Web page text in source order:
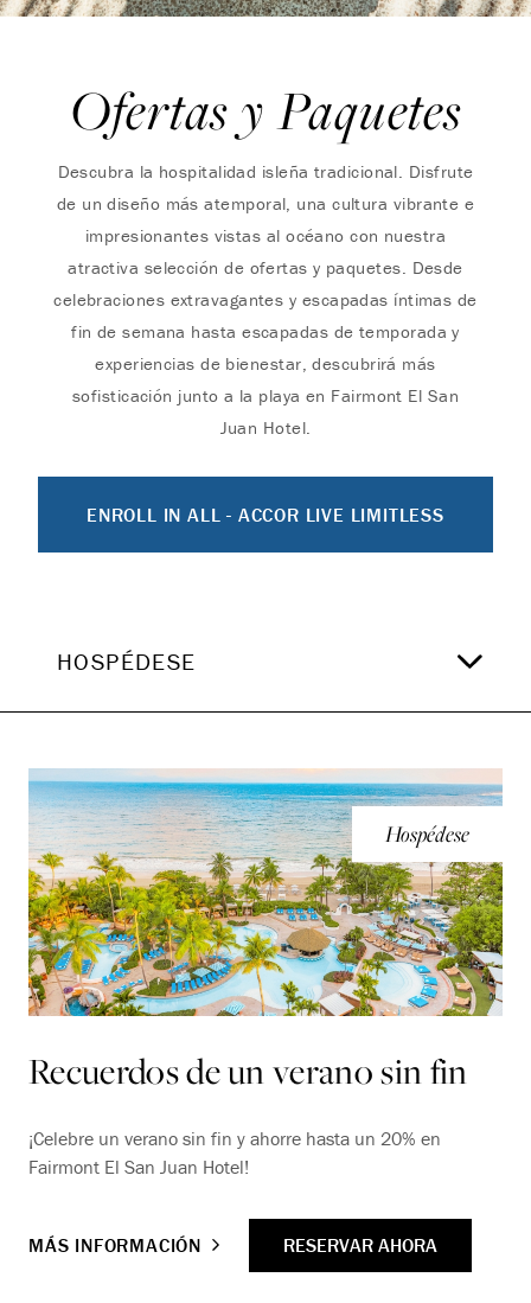
Ofertas y Paquetes
Descubra la hospitalidad isleña tradicional. Disfrute
de un diseño más atemporal, una cultura vibrante e
impresionantes vistas al océano con nuestra
atractiva selección de ofertas y paquetes. Desde
celebraciones extravagantes y escapadas íntimas de
fin de semana hasta escapadas de temporada y
experiencias de bienestar, descubrirá más
sofisticación junto a la playa en Fairmont El San
Juan Hotel.
ENROLL IN ALL - ACCOR LIVE LIMITLESS
HOSPÉDESE
Hospédese
Recuerdos de un verano sin fin
¡Celebre un verano sin fin y ahorre hasta un 20% en
Fairmont El San Juan Hotel!
MÁS INFORMACIÓN RESERVAR AHORA